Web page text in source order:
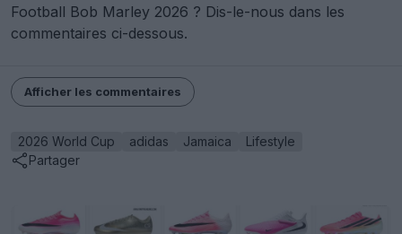
Football Bob Marley 2026 ? Dis-le-nous dans les
commentaires ci-dessous.
Afficher les commentaires
2026 World Cup adidas Jamaica
Lifestyle
Partager